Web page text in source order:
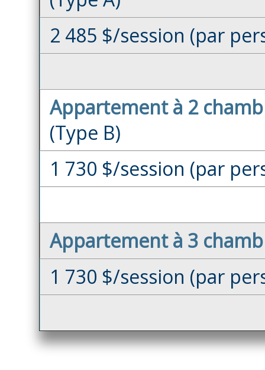
2 485 $/session (par
Appartement à 2
(Type B)
1 730 $/session (par
Appartement à 3
1 730 $/session (par